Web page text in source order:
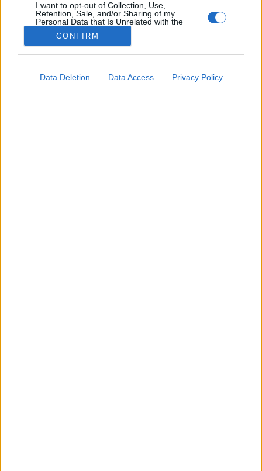
I want to opt-out of Collection, Use,
Retention, Sale, and/or Sharing of my
Personal Data that Is Unrelated with the
Purposes for which it was collected.
Opted Out
CONFIRM
Data Deletion Data Access Privacy Policy
Betegségek
2024. június 28. 17:34